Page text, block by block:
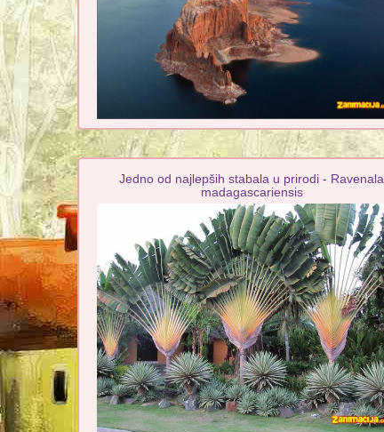
Jedno od najlepših stabala u prirodi - Ravenala
madagascariensis